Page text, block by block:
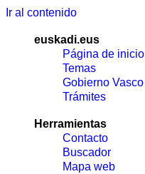
Ir al contenido
euskadi.eus
Página de inicio
Temas
Gobierno Vasco
Trámites
Herramientas
Contacto
Buscador
Mapa web